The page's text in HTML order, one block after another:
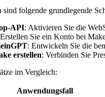
folgende grundlegende
API: Aktivieren Sie die
Sie ein Konto bei
: Entwickeln Sie die
erstellen: Verbinden Sie
im Vergleich:
Anwendungsfall